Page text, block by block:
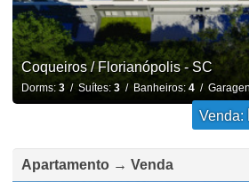
Coqueiros / Florianópolis - SC
Dorms: 3/ Suítes: 3/ Banheiros: 4/
Venda:
Apartamento → Venda